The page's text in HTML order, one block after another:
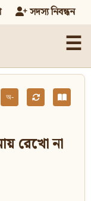
সদস্য নিবন্ধন
☰
অ-
রেখো না